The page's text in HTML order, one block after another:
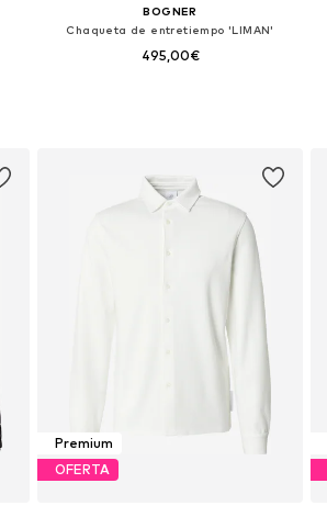
BOGNER
Chaqueta de entretiempo 'LIMAN'
495,00€
Premium
OFERTA